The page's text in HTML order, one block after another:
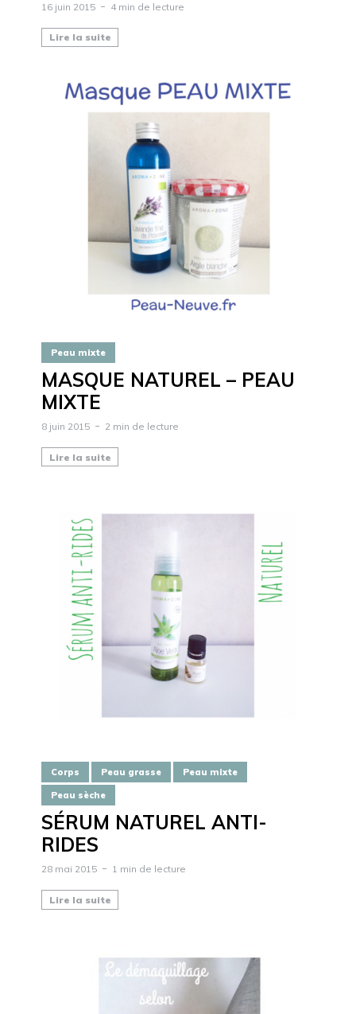
16 juin 2015 4 min de lecture
Lire la suite
Peau mixte
MASQUE NATUREL – PEAU
MIXTE
8 juin 2015 2 min de lecture
Lire la suite
Corps Peau grasse Peau mixte
Peau sèche
SÉRUM NATUREL ANTI-
RIDES
28 mai 2015 1 min de lecture
Lire la suite